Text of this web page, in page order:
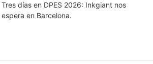
Tres días en DPES 2026: Inkgiant nos
espera en Barcelona.